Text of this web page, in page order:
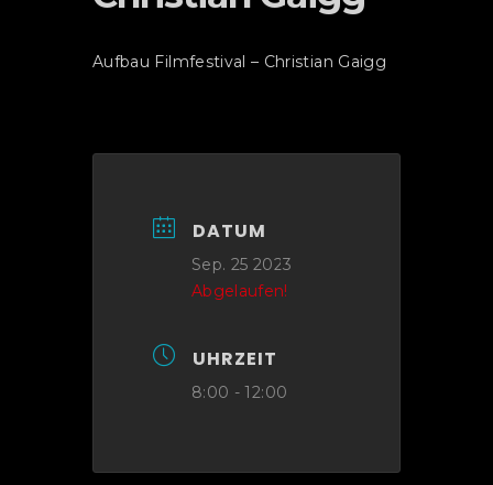
Aufbau Filmfestival – Christian Gaigg
DATUM
Sep. 25 2023
Abgelaufen!
UHRZEIT
8:00 - 12:00